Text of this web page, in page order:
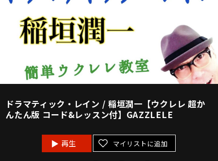
ドラマティック・レイン / 稲垣潤一【ウクレレ 超か
んたん版 コード&レッスン付】GAZZLELE
再生 マイリストに追加